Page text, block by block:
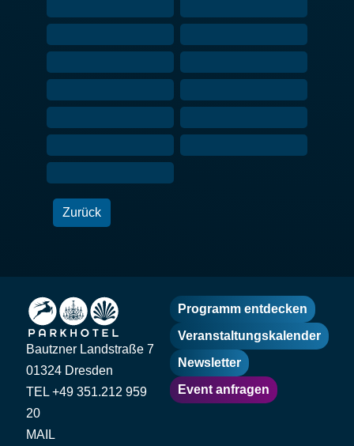
Zurück
Bautzner Landstraße 7
01324 Dresden
TEL +49 351.212 959
20
MAIL
Programm entdecken
Veranstaltungskalender
Newsletter
Event anfragen